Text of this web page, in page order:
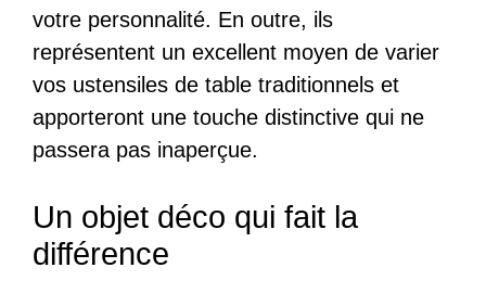
votre personnalité. En outre, ils
représentent un excellent moyen de varier
vos ustensiles de table traditionnels et
apporteront une touche distinctive qui ne
passera pas inaperçue.
Un objet déco qui fait la
différence